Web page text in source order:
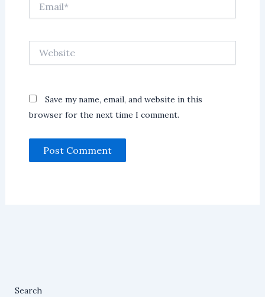
Save my name, email, and website in this
browser for the next time I comment.
Search